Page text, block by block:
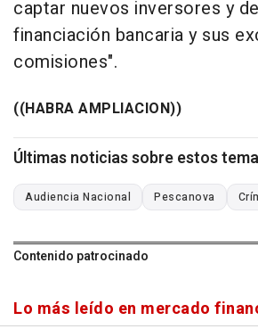
captar nuevos inversores y
financiación bancaria y sus
comisiones".
((HABRA AMPLIACION))
Últimas noticias sobre estos
Audiencia Nacional Pescanova
Contenido patrocinado
Lo más leído en mercado